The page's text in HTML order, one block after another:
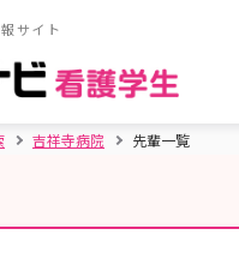
サイト
吉祥寺病院 先輩一覧